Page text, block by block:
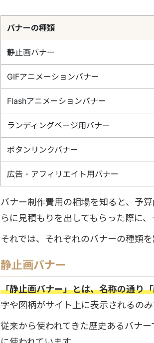
バナーの種類
静止画バナー
GIFアニメーションバナー
Flashアニメーションバナー
ランディングページ用バナー
ボタンリンクバナー
広告・アフィリエイト用バナー
バナー制作費用の相場を知ると、予
らに見積もりを出してもらった際に
それでは、それぞれのバナーの種類を
静止画バナー
「静止画バナー」とは、名称の通り
字や図柄がサイト上に表示されるのみ
従来から使われてきた歴史あるバナ